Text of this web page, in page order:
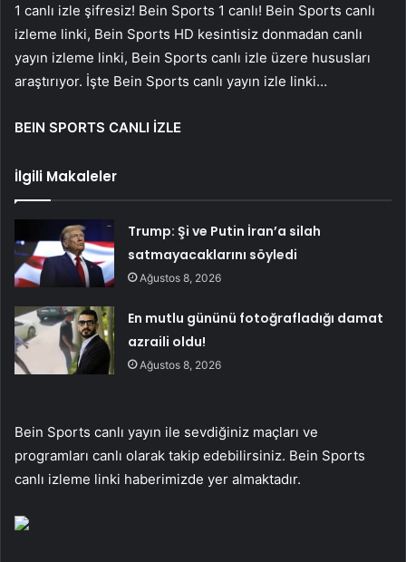
1 canlı izle şifresiz! Bein Sports 1 canlı! Bein Sports canlı
izleme linki, Bein Sports HD kesintisiz donmadan canlı
yayın izleme linki, Bein Sports canlı izle üzere hususları
araştırıyor. İşte Bein Sports canlı yayın izle linki…
BEIN SPORTS CANLI İZLE
İlgili Makaleler
Trump: Şi ve Putin İran’a silah
satmayacaklarını söyledi
Ağustos 8, 2026
En mutlu gününü fotoğrafladığı damat
azraili oldu!
Ağustos 8, 2026
Bein Sports canlı yayın ile sevdiğiniz maçları ve
programları canlı olarak takip edebilirsiniz. Bein Sports
canlı izleme linki haberimizde yer almaktadır.